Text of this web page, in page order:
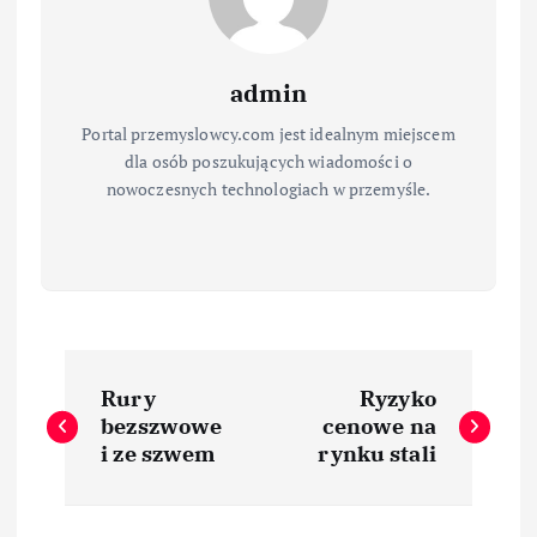
admin
Portal przemyslowcy.com jest idealnym miejscem
dla osób poszukujących wiadomości o
nowoczesnych technologiach w przemyśle.
a
Rury
bezszwowe
i ze szwem
Ryzyko
cenowe na
rynku stali